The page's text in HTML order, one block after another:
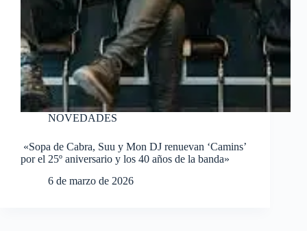
NOVEDADES
«Sopa de Cabra, Suu y Mon DJ renuevan ‘Camins’
por el 25º aniversario y los 40 años de la banda»
6 de marzo de 2026